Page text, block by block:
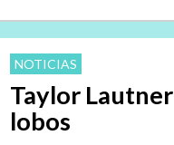
NOTICIAS
Taylor
lobos